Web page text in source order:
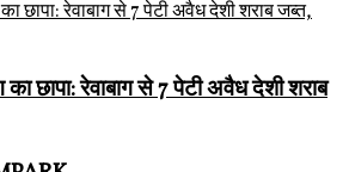
छापा: रेवाबाग से 7 पेटी अवैध देशी शराब